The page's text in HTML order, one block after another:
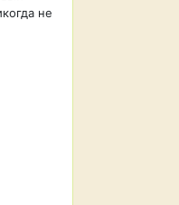
не